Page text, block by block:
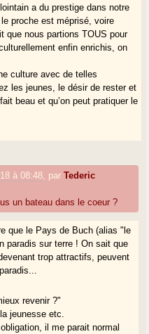
a du prestige dans notre
proche est méprisé, voire
que nous partions TOUS pour
enfin enrichis, on
culture avec de telles
les jeunes, le désir de rester et
beau et qu’on peut pratiquer le
à 08:48 parTederic
un bateau dans le coeur ?
que le Pays de Buch (alias "le
paradis sur terre ! On sait que
trop attractifs, peuvent
revenir ?"
jeunesse etc.
il me parait normal